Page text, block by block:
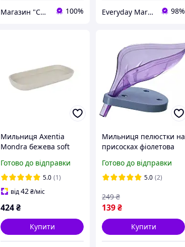
Магазин "САНДИВО" 100% Everyday Market 98%
Мильниця Axentia
Mondra бежева soft
см (136013)
Готово до відправки
5.0 (1)
від42₴/міс
424₴
Купити
Мильниця пелюстки на
присосках фіолетова
Готово до відправки
5.0 (2)
139₴
249 ₴
Купити